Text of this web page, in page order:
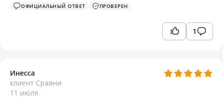
ОФИЦИАЛЬНЫЙ ОТВЕТ ПРОВЕРЕН
1
Инесса
клиент Сравни
11 июля